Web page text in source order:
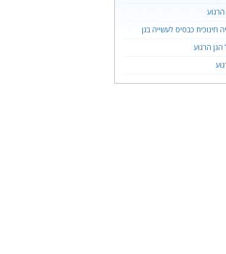
חינוכית כבסיס לעשייה בגן
הרגוע